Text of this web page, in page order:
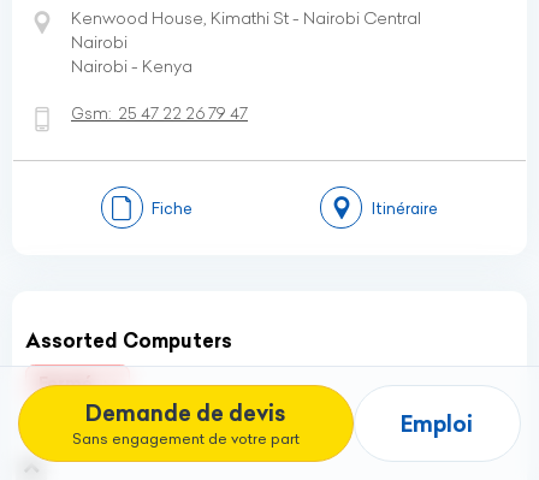
Demande de devis
Sans engagement de votre part
Emploi
Kenwood House, Kimathi St - Nairobi Central
Nairobi
Nairobi - Kenya
Gsm: 25 47 22 26 79 47
Fiche Itinéraire
Assorted Computers
Fermé
Consommables informatiques